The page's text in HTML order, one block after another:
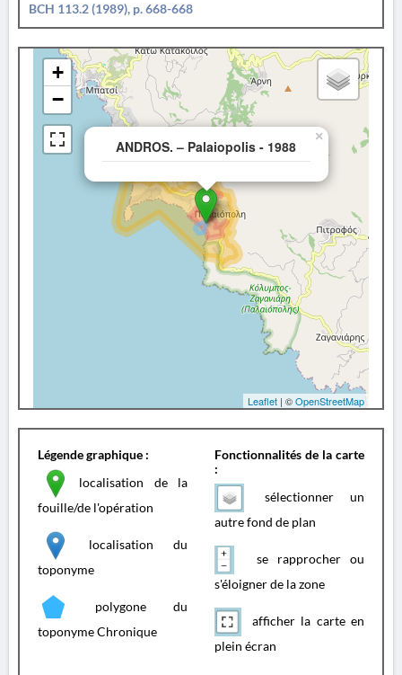
BCH 113.2 (1989), p. 668-668
ANDROS. – Palaiopolis - 1988
×
+
−
Leaflet | ©OpenStreetMap
Légende graphique :
localisation de la
fouille/de l'opération
localisation du
toponyme
polygone du
toponyme Chronique
Fonctionnalités de la carte
:
sélectionner un
autre fond de plan
se rapprocher ou
s'éloigner de la zone
afficher la carte en
plein écran